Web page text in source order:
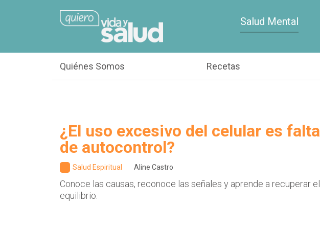
Salud Mental
Quiénes Somos Recetas
¿El uso excesivo del celular es falta
de autocontrol?
Salud Espiritual Aline Castro
Conoce las causas, reconoce las señales y aprende a recuperar el
equilibrio.